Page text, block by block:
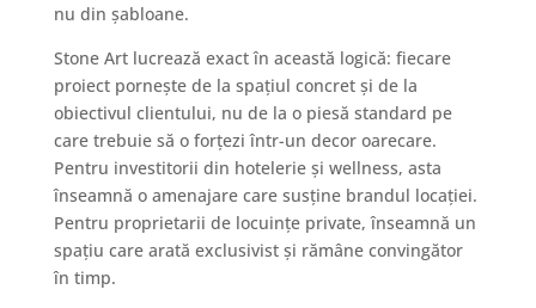
nu din șabloane.
Stone Art lucrează exact în această logică: fiecare
proiect pornește de la spațiul concret și de la
obiectivul clientului, nu de la o piesă standard pe
care trebuie să o forțezi într-un decor oarecare.
Pentru investitorii din hotelerie și wellness, asta
înseamnă o amenajare care susține brandul locației.
Pentru proprietarii de locuințe private, înseamnă un
spațiu care arată exclusivist și rămâne convingător
în timp.